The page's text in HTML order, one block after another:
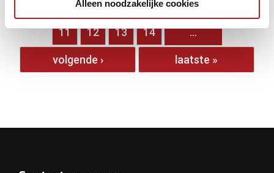
Alleen noodzakelijke cookies
6 7 8 9
11 12 13 14 …
volgende › laatste »